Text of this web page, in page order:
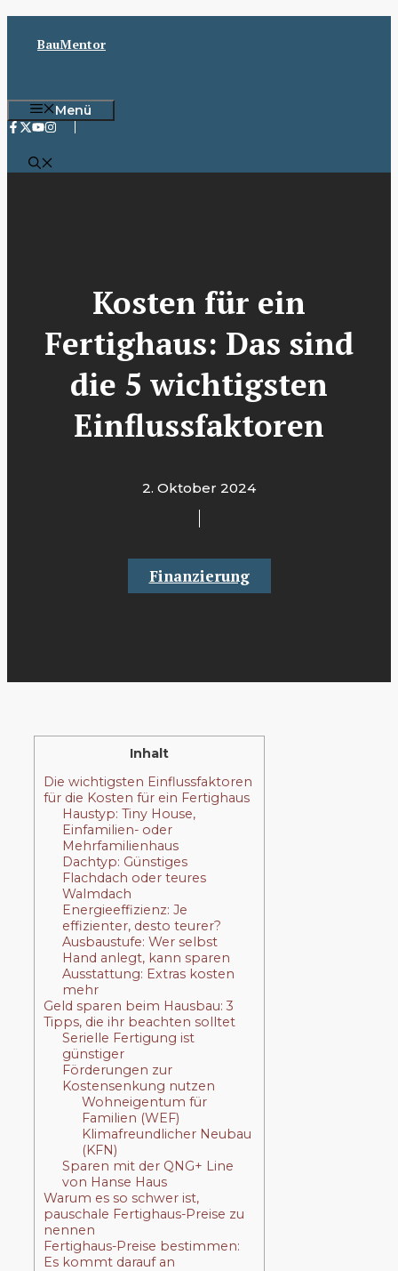
InhaltBauMentor
Menü
Kosten für ein
Fertighaus: Das sind
die 5 wichtigsten
Einflussfaktoren
2. Oktober 2024
Finanzierung
Inhalt
Die wichtigsten Einflussfaktoren
für die Kosten für ein Fertighaus
Haustyp: Tiny House,
Einfamilien- oder
Mehrfamilienhaus
Dachtyp: Günstiges
Flachdach oder teures
Walmdach
Energieeffizienz: Je
effizienter, desto teurer?
Ausbaustufe: Wer selbst
Hand anlegt, kann sparen
Ausstattung: Extras kosten
mehr
Geld sparen beim Hausbau: 3
Tipps, die ihr beachten solltet
Serielle Fertigung ist
günstiger
Förderungen zur
Kostensenkung nutzen
Wohneigentum für
Familien (WEF)
Klimafreundlicher Neubau
(KFN)
Sparen mit der QNG+ Line
von Hanse Haus
Warum es so schwer ist,
pauschale Fertighaus-Preise zu
nennen
Fertighaus-Preise bestimmen:
Es kommt darauf an